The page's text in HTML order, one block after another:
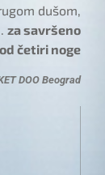
dušom,
za savršeno
četiri noge
DOO Beograd